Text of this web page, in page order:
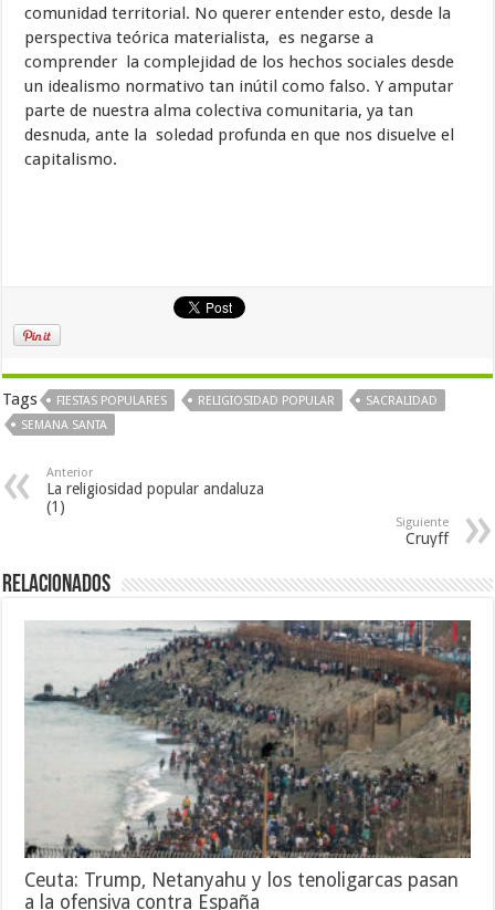
comunidad territorial. No querer entender esto, desde la
perspectiva teórica materialista, es negarse a
comprender la complejidad de los hechos sociales desde
un idealismo normativo tan inútil como falso. Y amputar
parte de nuestra alma colectiva comunitaria, ya tan
desnuda, ante la soledad profunda en que nos disuelve el
capitalismo.
Tags FIESTAS POPULARES RELIGIOSIDAD POPULAR
SACRALIDAD
SEMANA SANTA
Anterior
La religiosidad popular andaluza
(1)
Siguiente
Cruyff
Relacionados
Ceuta: Trump, Netanyahu y los tenoligarcas pasan
a la ofensiva contra España